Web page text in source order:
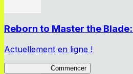
Reborn to Master the
Actuellement en ligne !
Commencer